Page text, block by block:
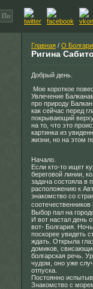
Главная / О
Ригина
Добрый день.
Мое короткое
Увлечение
про природу
как сейчас перед
покрывающий
на то, что это
картинка из
жизни, но на этом
Начало.
Если кто-то ищет
береговой линии,
задача состояла в
расположению к
знакомство со
Выбор пал на
И вот настал день
вот- Болгария.
поскорее увидеть
ждать. Открыла
домиков,
болгарская речь.
чудом, оно уже
отпуска.
Постоянно
Знакомство с